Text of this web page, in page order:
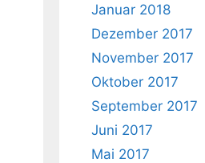
Januar 2018
Dezember 2017
November 2017
Oktober 2017
September 2017
Juni 2017
Mai 2017